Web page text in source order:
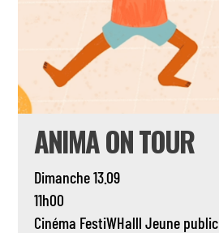
ANIMA ON TOUR
Dimanche 13.09
11h00
Cinéma FestiWHalll Jeune public